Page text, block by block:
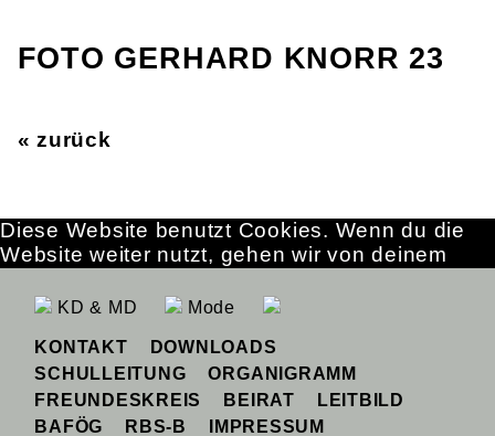
FOTO GERHARD KNORR 23
« zurück
KD & MD Mode
KONTAKT
DOWNLOADS
SCHULLEITUNG
ORGANIGRAMM
FREUNDESKREIS
BEIRAT
LEITBILD
BAFÖG
RBS-B IMPRESSUM
Diese Website benutzt Cookies. Wenn du die
Website weiter nutzt, gehen wir von deinem